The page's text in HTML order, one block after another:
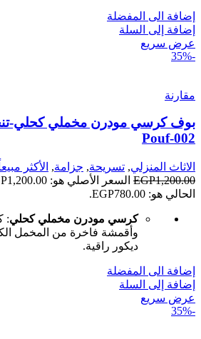
إضافة الى المفضلة
إضافة إلى السلة
عرض سريع
-35%
مقارنة
بوف كرسي مودرن مخملي كحلي-
Pouf-002
الاثاث المنزلي, تسريحة, جزامة, الأكثر
EGP1,200.00 السعر الأصلي هو: EGP1,200.00.
الحالي هو: EGP780.00.
كرسي مودرن مخملي كحلي:
وأقمشة فاخرة من المخمل
ديكور راقية.
إضافة الى المفضلة
إضافة إلى السلة
عرض سريع
-35%